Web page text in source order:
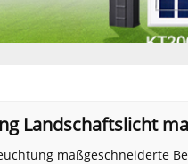
Landschaftslicht
maßgeschneiderte